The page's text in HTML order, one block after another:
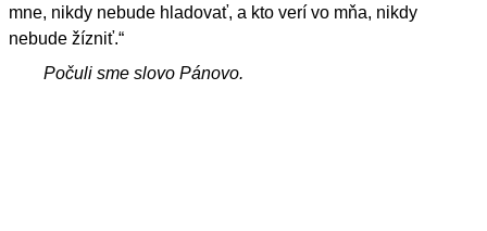
mne, nikdy nebude hladovať, a kto verí vo mňa, nikdy
nebude žízniť.“
Počuli sme slovo Pánovo.